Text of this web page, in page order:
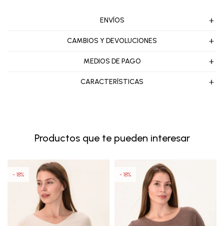
ENVÍOS
CAMBIOS Y DEVOLUCIONES
MEDIOS DE PAGO
CARACTERÍSTICAS
Productos que te pueden interesar
18 18